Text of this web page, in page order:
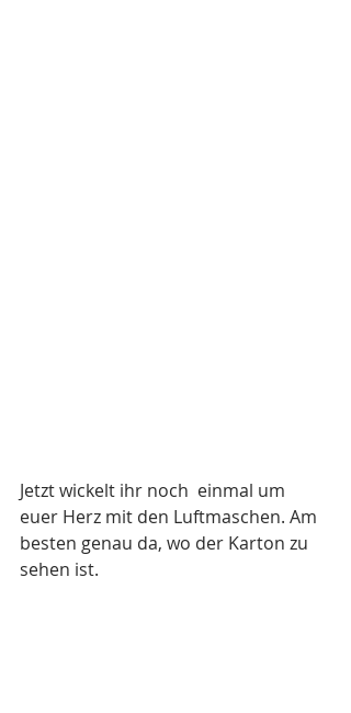
Jetzt wickelt ihr noch  einmal um
euer Herz mit den Luftmaschen. Am
besten genau da, wo der Karton zu
sehen ist.